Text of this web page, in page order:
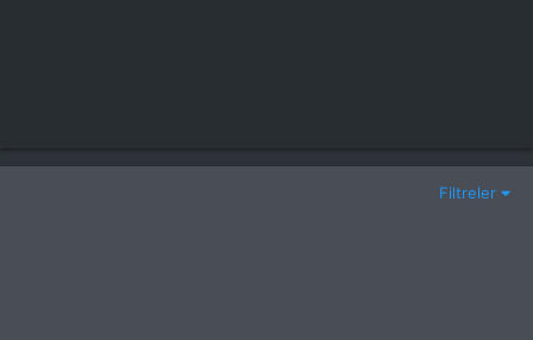
Filtreler